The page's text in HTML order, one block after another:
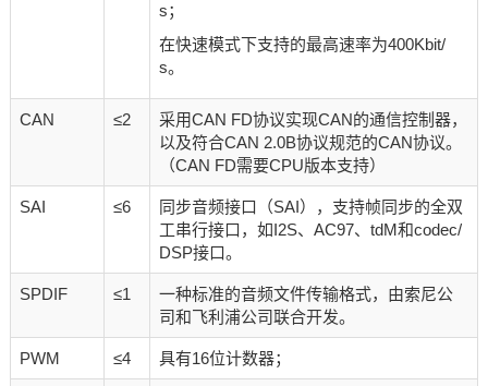
s；
在快速模式下支持的最高速率为400Kbit/
s。
CAN ≤2
采用CAN FD协议实现CAN的通信控制器，
以及符合CAN 2.0B协议规范的CAN协议。
（CAN FD需要CPU版本支持）
SAI ≤6
同步音频接口（SAI），支持帧同步的全双
工串行接口，如I2S、AC97、tdM和codec/
DSP接口。
SPDIF ≤1
一种标准的音频文件传输格式，由索尼公
司和飞利浦公司联合开发。
PWM ≤4 具有16位计数器；